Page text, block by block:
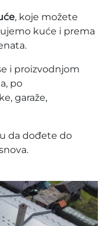
, koje možete
kuće i prema
i proizvodnjom
po
garaže,
da dođete do